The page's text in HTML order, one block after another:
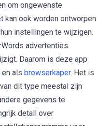
om ongewenste
kan ook worden ontworpen
instellingen te wijzigen.
advertenties
Daarom is deze app
en als browserkaper. Het is
dit type meestal zijn
gegevens te
detail over